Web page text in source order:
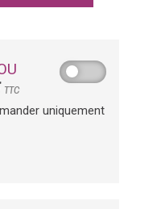
TTC
uniquement